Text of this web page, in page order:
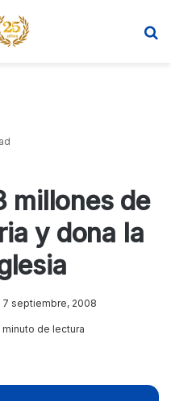
millones de
y dona la
7 septiembre, 2008
minuto de lectura